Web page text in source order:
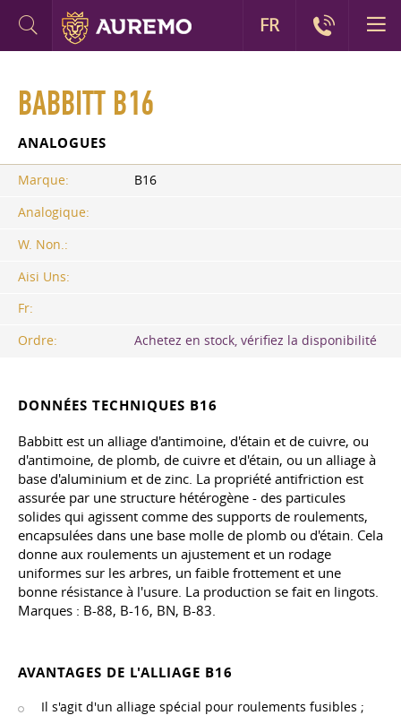
BABBITT B16
ANALOGUES
Marque:
B16
Analogique:
W. Non.:
Aisi Uns:
Fr:
Ordre:
Achetez en stock, vérifiez la disponibilité
DONNÉES TECHNIQUES B16
Babbitt est un alliage d'antimoine, d'étain et de cuivre, ou
d'antimoine, de plomb, de cuivre et d'étain, ou un alliage à
base d'aluminium et de zinc. La propriété antifriction est
assurée par une structure hétérogène - des particules
solides qui agissent comme des supports de roulements,
encapsulées dans une base molle de plomb ou d'étain. Cela
donne aux roulements un ajustement et un rodage
uniformes sur les arbres, un faible frottement et une
bonne résistance à l'usure. La production se fait en lingots.
Marques : B-88, B-16, BN, B-83.
AVANTAGES DE L'ALLIAGE B16
Il s'agit d'un alliage spécial pour roulements fusibles ;
FR